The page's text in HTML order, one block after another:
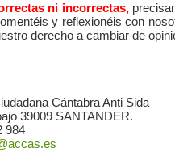
ni incorrectas,
y reflexionéis con
derecho a cambiar de
Cántabra Anti Sida
39009 SANTANDER.
984